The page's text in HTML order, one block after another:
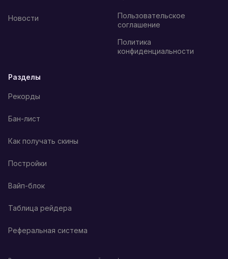
Новости
Пользовательское
соглашение
Политика
конфиденциальности
Разделы
Рекорды
Бан-лист
Как получать скины
Постройки
Вайп-блок
Таблица рейдера
Реферальная система